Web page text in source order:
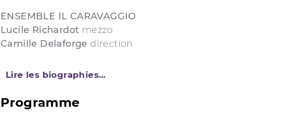
ENSEMBLE IL CARAVAGGIO
Lucile Richardot mezzo
Camille Delaforge direction
Lire les biographies…
Programme